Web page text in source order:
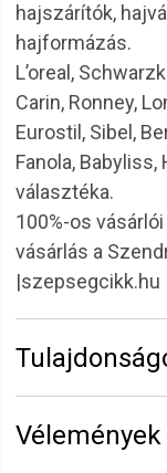
hajszárítók,
hajformázás.
L’oreal,
Carin, Ronney,
Eurostil, Sibel,
Fanola,
választéka.
100%-os
vásárlás a
|szepsegcikk.hu
Vélemények